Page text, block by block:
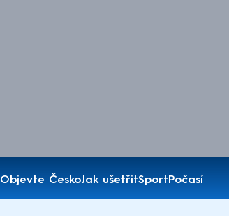
Objevte ČeskoJak ušetřitSportPočasí